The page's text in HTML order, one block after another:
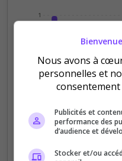
0
0.25
1
Nous avons à
personnelles et
Publicités et
performance des
d’audience et
Stocker et/ou